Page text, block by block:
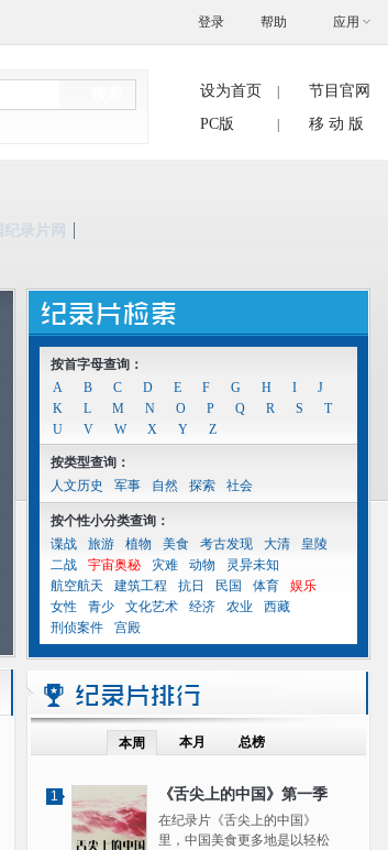
帮助 应用
登录
设为首页
节目官网
PC版
移 动 版
纪录片网
按首字母查询：
A
B C D E F G H I
J
K
L M N O P Q R S
T
U
V W X Y Z
按类型查询：
人文历史
军事 自然 探索 社会
按个性小分类查询：
谍战
旅游 植物 美食 考古发现 大清
皇陵
二战
宇宙奥秘 灾难 动物
灵异未知
航空航天
建筑工程 抗日 民国 体育
娱乐
女性
青少 文化艺术 经济 农业
西藏
刑侦案件
宫殿
本周 本月 总榜
1 《舌尖上的中国》第一季
在纪录片《舌尖上的中国》
里，中国美食更多地是以轻松